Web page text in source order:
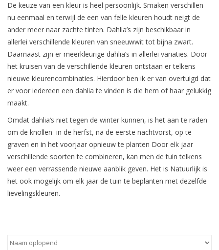
Cadeaubon
Algemeen
Blog
De keuze van een kleur is heel persoonlijk. Smaken verschillen
nu eenmaal en terwijl de een van felle kleuren houdt neigt de
ander meer naar zachte tinten. Dahlia’s zijn beschikbaar in
allerlei verschillende kleuren van sneeuwwit tot bijna zwart.
Daarnaast zijn er meerkleurige dahlia’s in allerlei variaties. Door
het kruisen van de verschillende kleuren ontstaan er telkens
nieuwe kleurencombinaties. Hierdoor ben ik er van overtuigd dat
er voor iedereen een dahlia te vinden is die hem of haar gelukkig
maakt.
Omdat dahlia’s niet tegen de winter kunnen, is het aan te raden
om de knollen in de herfst, na de eerste nachtvorst, op te
graven en in het voorjaar opnieuw te planten Door elk jaar
verschillende soorten te combineren, kan men de tuin telkens
weer een verrassende nieuwe aanblik geven. Het is Natuurlijk is
het ook mogelijk om elk jaar de tuin te beplanten met dezelfde
lievelingskleuren.